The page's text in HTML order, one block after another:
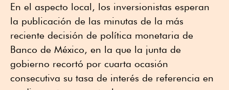
En el aspecto local, los inversionistas esperan
la publicación de las minutas de la más
reciente decisión de política monetaria de
Banco de México, en la que la junta de
gobierno recortó por cuarta ocasión
consecutiva su tasa de interés de referencia en